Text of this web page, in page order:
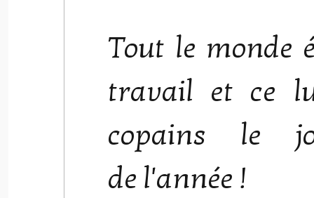
Tout le monde
travail et ce
copains le
de l'année !